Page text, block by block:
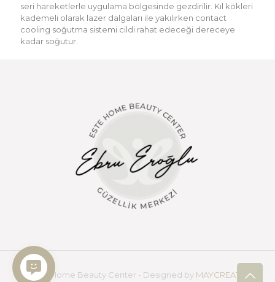
seri hareketlerle uygulama bölgesinde gezdirilir. Kıl kökleri
kademeli olarak lazer dalgaları ile yakılırken contact
cooling soğutma sistemi cildi rahat edeceği dereceye
kadar soğutur.
© Este Home Beauty Center - Designed by MAYCREATIVE